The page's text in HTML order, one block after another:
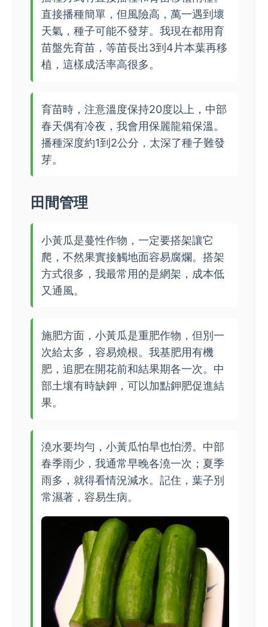
直接播種簡單，但風險高，萬一遇到壞
天氣，種子可能不發芽。我現在都用育
苗盤先育苗，等苗長出3到4片本葉再移
植，這樣成活率高很多。
育苗時，注意溫度保持20度以上，中部
春天偶有冷夜，我會用保麗龍箱保溫。
播種深度約1到2公分，太深了種子難發
芽。
田間管理
小黃瓜是蔓性作物，一定要搭架讓它
爬，不然果實接觸地面容易腐爛。搭架
方式很多，我最常用的是網架，成本低
又通風。
施肥方面，小黃瓜是重肥作物，但別一
次給太多，容易燒根。我基肥用有機
肥，追肥在開花前和結果期各一次。中
部土壤有時缺鉀，可以加點鉀肥促進結
果。
澆水要均勻，小黃瓜怕旱也怕澇。中部
春季雨少，我通常早晚各澆一次；夏季
雨多，就得看情況減水。記住，葉子別
常濕著，容易生病。